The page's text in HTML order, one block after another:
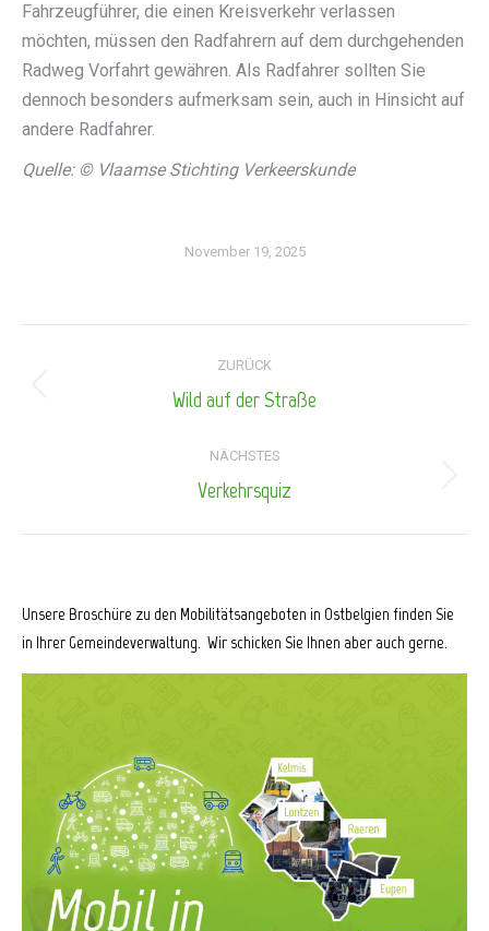
Fahrzeugführer, die einen Kreisverkehr verlassen
möchten, müssen den Radfahrern auf dem durchgehenden
Radweg Vorfahrt gewähren. Als Radfahrer sollten Sie
dennoch besonders aufmerksam sein, auch in Hinsicht auf
andere Radfahrer.
Quelle: © Vlaamse Stichting Verkeerskunde
November 19, 2025
Kommentarnavigation
ZURÜCK
Vorheriger
Wild auf der Straße
NÄCHSTES
Nächster
Verkehrsquiz
Unsere Broschüre zu den Mobilitätsangeboten in Ostbelgien finden Sie
in Ihrer Gemeindeverwaltung. Wir schicken Sie Ihnen aber auch gerne.